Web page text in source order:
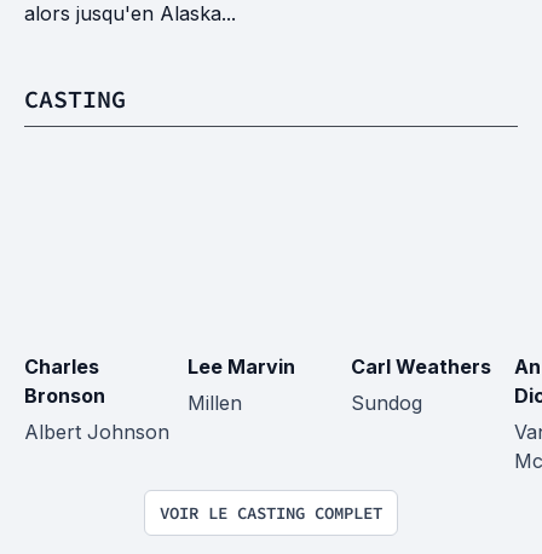
alors jusqu'en Alaska...
CASTING
Charles
Bronson
Albert Johnson
Lee Marvin
Millen
Carl Weathers
Sundog
VOIR LE CASTING COMPLET